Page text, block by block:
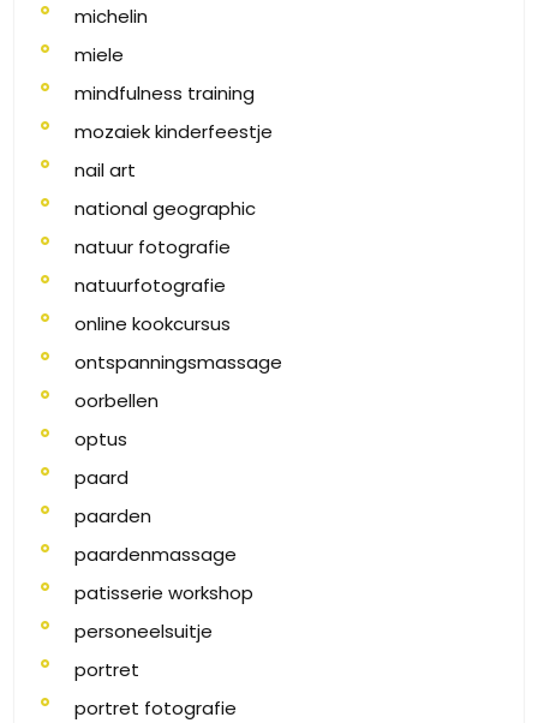
michelin
miele
mindfulness training
mozaiek kinderfeestje
nail art
national geographic
natuur fotografie
natuurfotografie
online kookcursus
ontspanningsmassage
oorbellen
optus
paard
paarden
paardenmassage
patisserie workshop
personeelsuitje
portret
portret fotografie